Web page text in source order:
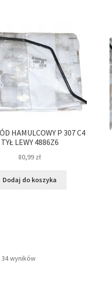
HAMULCOWY P 307 C4
TYŁ LEWY 4886Z6
80,99 zł
Dodaj do koszyka
wyników